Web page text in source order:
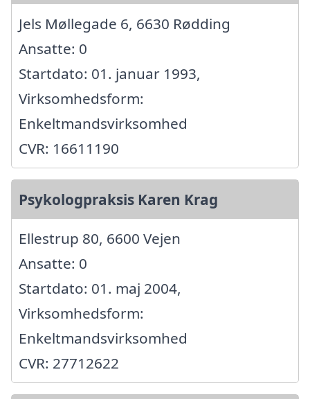
Jels Møllegade 6, 6630 Rødding
Ansatte: 0
Startdato: 01. januar 1993,
Virksomhedsform:
Enkeltmandsvirksomhed
CVR: 16611190
Psykologpraksis Karen Krag
Ellestrup 80, 6600 Vejen
Ansatte: 0
Startdato: 01. maj 2004,
Virksomhedsform:
Enkeltmandsvirksomhed
CVR: 27712622